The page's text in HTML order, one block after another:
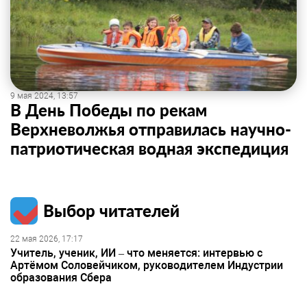
9 мая 2024, 13:57
В День Победы по рекам
Верхневолжья отправилась научно-
патриотическая водная экспедиция
Выбор читателей
22 мая 2026, 17:17
Учитель, ученик, ИИ – что меняется: интервью с
Артёмом Соловейчиком, руководителем Индустрии
образования Сбера